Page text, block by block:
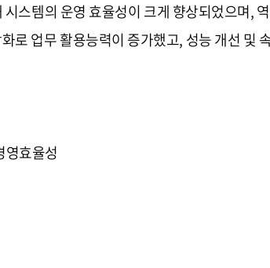
스템의 운영 효율성이 크게 향상되었으며,
로 업무 활용능력이 증가했고, 성능 개선 및
영효율성